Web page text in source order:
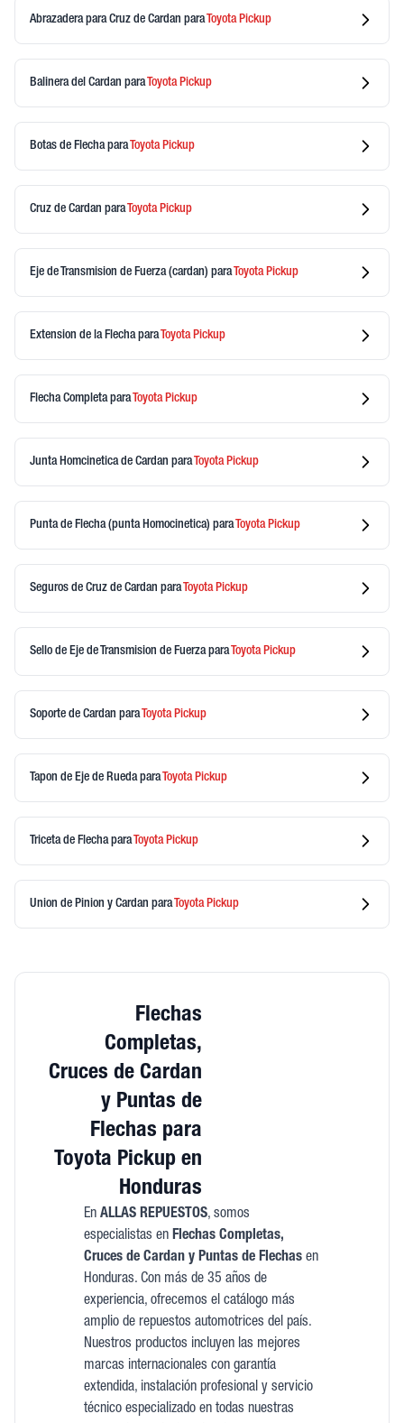
Abrazadera para Cruz de Cardan paraToyotaPickup
Balinera del Cardan paraToyotaPickup
Botas de FlechaparaToyotaPickup
Cruz de Cardan paraToyotaPickup
Eje de Transmision de Fuerza (cardan) paraToyotaPickup
Extension de la FlechaparaToyotaPickup
Flecha CompletaparaToyotaPickup
Junta Homcinetica de Cardan paraToyotaPickup
Punta de Flecha (punta Homocinetica) paraToyotaPickup
Seguros de Cruz de Cardan paraToyotaPickup
Sello de Eje de Transmision de FuerzaparaToyotaPickup
Soporte de Cardan paraToyotaPickup
Tapon de Eje de RuedaparaToyotaPickup
Triceta de FlechaparaToyotaPickup
Union de Pinion y Cardan paraToyotaPickup
Flechas
Completas,
Cruces de Cardan
y Puntas de
Flechas para
Toyota Pickup en
Honduras
En ALLAS REPUESTOS, somos
especialistas en Flechas Completas,
Cruces de Cardan y Puntas de Flechasen
Honduras. Con más de 35 años de
experiencia, ofrecemos el catálogo más
amplio de repuestos automotrices del país.
Nuestros productos incluyen las mejores
marcas internacionales con garantía
extendida, instalación profesional y servicio
técnico especializado en todas nuestras